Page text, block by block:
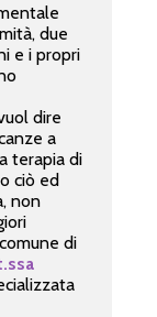
due
e i propri
dire
a
terapia di
ciò ed
non
di